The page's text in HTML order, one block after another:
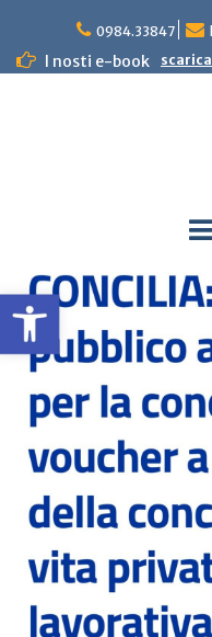
content
0984.33847
I nosti e-book scarica